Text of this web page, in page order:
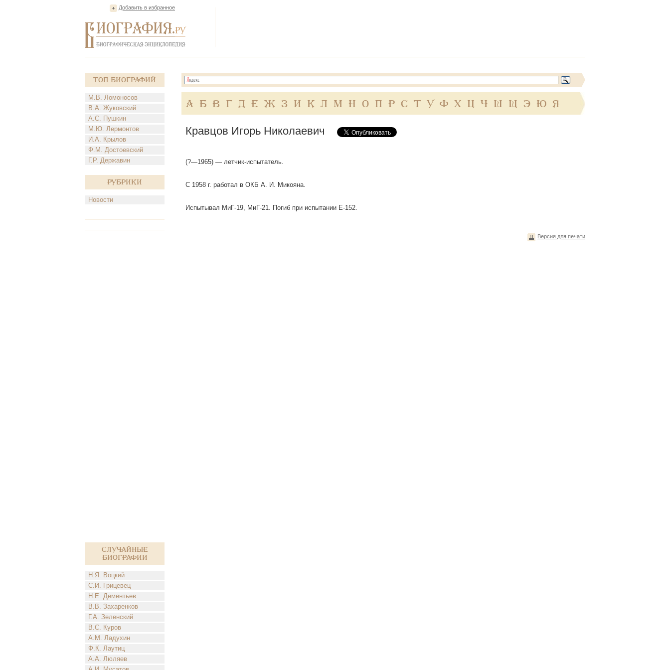
Добавить в избранное
Топ Биографий
М.В. Ломоносов
В.А. Жуковский
А.С. Пушкин
М.Ю. Лермонтов
И.А. Крылов
Ф.М. Достоевский
Г.Р. Державин
Рубрики
Новости
Случайные
биографии
Н.Я. Воцкий
С.И. Грицевец
Н.Е. Дементьев
В.В. Захаренков
Г.А. Зеленский
В.С. Куров
А.М. Ладухин
Ф.К. Лаутиц
А.А. Люляев
А Б В Г Д Е Ж З И К Л М Н О П Р С Т У Ф Х Ц Ч Ш Щ Э Ю Я
Кравцов Игорь Николаевич
(?—1965) — летчик-испытатель.
С 1958 г. работал в ОКБ А. И. Микояна.
Испытывал МиГ-19, МиГ-21. Погиб при испытании Е-152.
Версия для печати